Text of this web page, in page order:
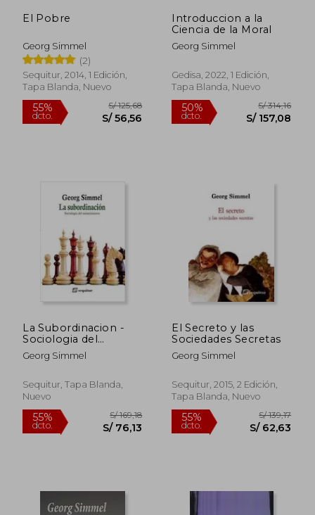
40% 50%
dcto.
El Pobre
Georg Simmel
(2)
Sequitur, 2014, 1 Edición,
Tapa Blanda, Nuevo
Introduccion a la
Ciencia de la Moral
Georg Simmel
Gedisa, 2022, 1 Edición,
Tapa Blanda, Nuevo
La Subordinacion -
Sociologia del
Sometimiento
Georg Simmel
Sequitur, Tapa Blanda,
Nuevo
El Secreto y las
Sociedades Secretas
Georg Simmel
Sequitur, 2015, 2 Edición,
Tapa Blanda, Nuevo